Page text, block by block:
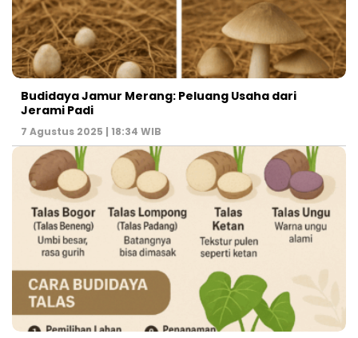
Budidaya Jamur Merang: Peluang Usaha dari
Jerami Padi
7 Agustus 2025 | 18:34 WIB